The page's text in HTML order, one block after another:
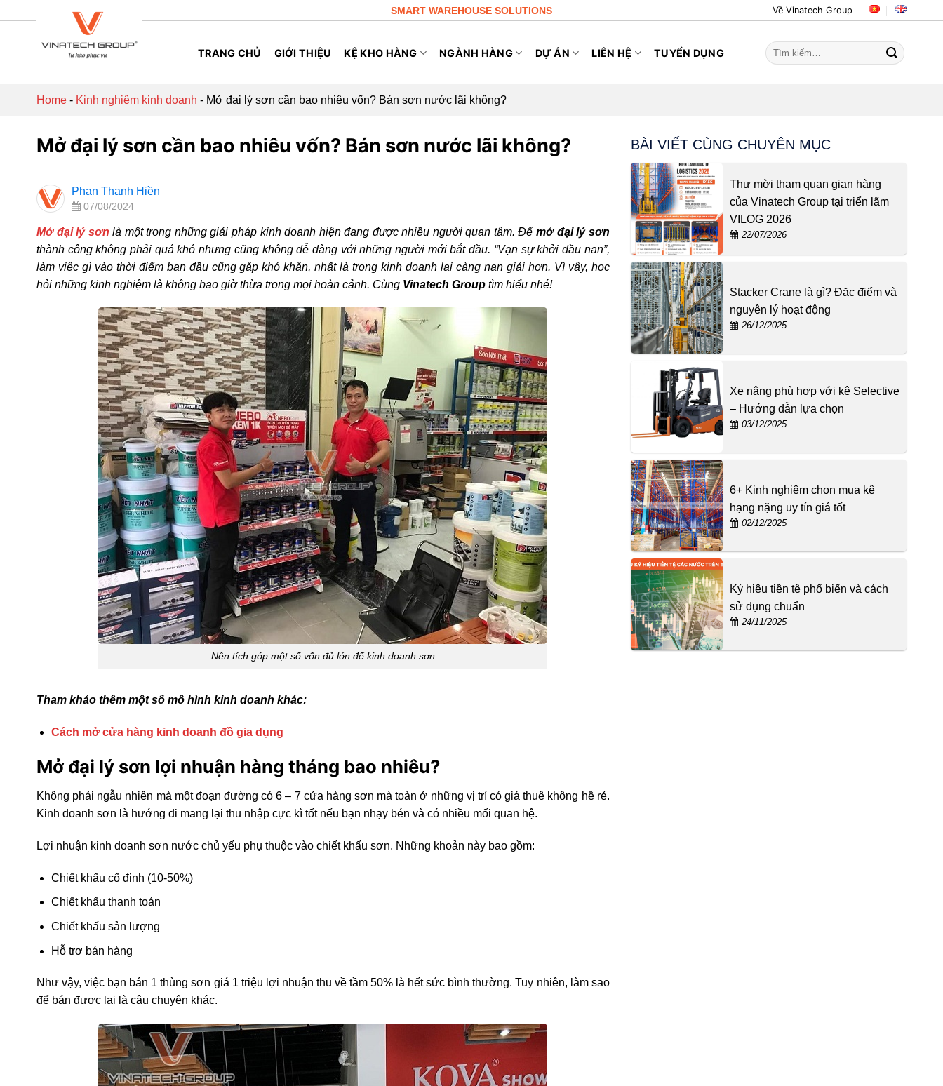
SMART WAREHOUSE SOLUTIONS Về Vinatech Group
TRANG CHỦ GIỚI THIỆU KỆ KHO HÀNG NGÀNH HÀNG DỰ ÁN LIÊN HỆ TUYỂN DỤNG
Tìm
kiếm:
Home - Kinh nghiệm kinh doanh - Mở đại lý sơn cần bao nhiêu vốn? Bán sơn nước lãi không?
Mở đại lý sơn cần bao nhiêu vốn? Bán sơn nước lãi không?
Phan Thanh Hiền
07/08/2024
Mở đại lý sơn là một trong những giải pháp kinh doanh hiện đang được nhiều người quan tâm. Đểmở đại lý sơn
thành công không phải quá khó nhưng cũng không dễ dàng với những người mới bắt đầu. “Vạn sự khởi đầu nan”,
làm việc gì vào thời điểm ban đầu cũng gặp khó khăn, nhất là trong kinh doanh lại càng nan giải hơn. Vì vậy, học
hỏi những kinh nghiệm là không bao giờ thừa trong mọi hoàn cảnh. Cùng Vinatech Group tìm hiểu nhé!
Nên tích góp một số vốn đủ lớn để kinh doanh sơn
Tham khảo thêm một số mô hình kinh doanh khác:
Cách mở cửa hàng kinh doanh đồ gia dụng
Mở đại lý sơn lợi nhuận hàng tháng bao nhiêu?
Không phải ngẫu nhiên mà một đoạn đường có 6 – 7 cửa hàng sơn mà toàn ở những vị trí có giá thuê không hề rẻ.
Kinh doanh sơn là hướng đi mang lại thu nhập cực kì tốt nếu bạn nhạy bén và có nhiều mối quan hệ.
Lợi nhuận kinh doanh sơn nước chủ yếu phụ thuộc vào chiết khấu sơn. Những khoản này bao gồm:
Chiết khấu cố định (10-50%)
Chiết khấu thanh toán
Chiết khấu sản lượng
Hỗ trợ bán hàng
Như vậy, việc bạn bán 1 thùng sơn giá 1 triệu lợi nhuận thu về tầm 50% là hết sức bình thường. Tuy nhiên, làm sao
để bán được lại là câu chuyện khác.
BÀI VIẾT CÙNG CHUYÊN MỤC
Thư mời tham quan gian hàng
của Vinatech Group tại triển lãm
VILOG 2026
22/07/2026
Stacker Crane là gì? Đặc điểm và
nguyên lý hoạt động
26/12/2025
Xe nâng phù hợp với kệ Selective
– Hướng dẫn lựa chọn
03/12/2025
6+ Kinh nghiệm chọn mua kệ
hạng nặng uy tín giá tốt
02/12/2025
Ký hiệu tiền tệ phổ biến và cách
sử dụng chuẩn
24/11/2025